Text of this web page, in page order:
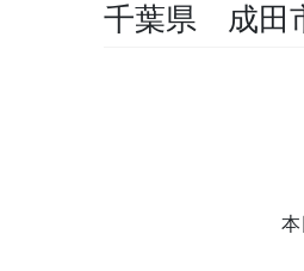
千葉県 成
本